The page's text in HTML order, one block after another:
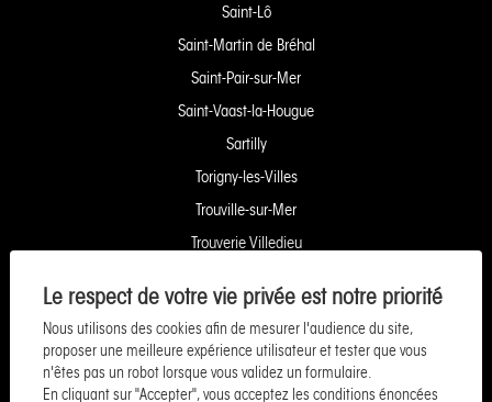
Le respect de votre vie privée est notre priorité
Nous utilisons des cookies afin de mesurer l'audience du site,
proposer une meilleure expérience utilisateur et tester que vous
n'êtes pas un robot lorsque vous validez un formulaire.
En cliquant sur "Accepter", vous acceptez les conditions énoncées
Saint-Lô
Saint-Martin de Bréhal
Saint-Pair-sur-Mer
Saint-Vaast-la-Hougue
Sartilly
Torigny-les-Villes
Trouville-sur-Mer
Trouverie Villedieu
Villers-Bocage
Yquelon Service Copropriété
Service Pozzo Financement